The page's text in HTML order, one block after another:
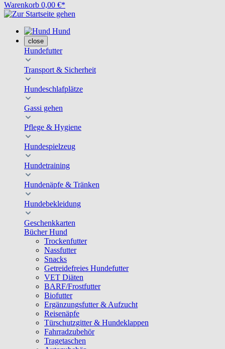
Warenkorb 0,00 €*
Hund
close
Hundefutter
Transport & Sicherheit
Hundeschlafplätze
Gassi gehen
Pflege & Hygiene
Hundespielzeug
Hundetraining
Hundenäpfe & Tränken
Hundebekleidung
Geschenkkarten
Bücher Hund
Trockenfutter
Nassfutter
Snacks
Getreidefreies Hundefutter
VET Diäten
BARF/Frostfutter
Biofutter
Ergänzungsfutter & Aufzucht
Reisenäpfe
Türschutzgitter & Hundeklappen
Fahrradzubehör
Tragetaschen